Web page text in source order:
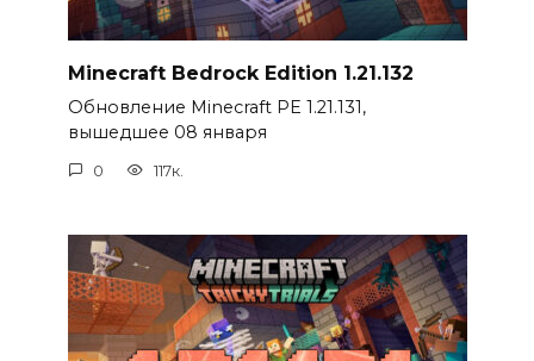
Minecraft Bedrock Edition 1.21.132
Обновление Minecraft PE 1.21.131,
вышедшее 08 января
0 117к.